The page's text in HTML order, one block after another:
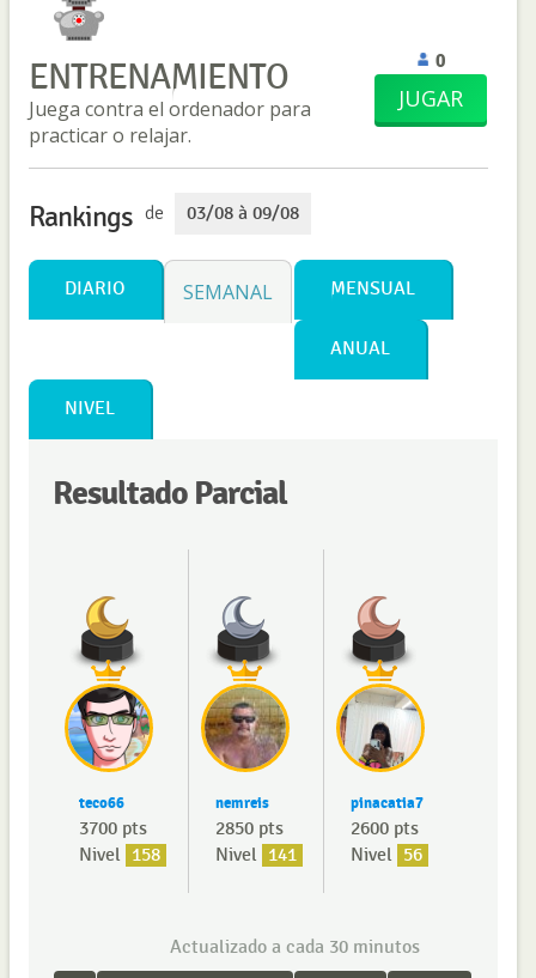
ENTRENAMIENTO
Juega contra el ordenador para
practicar o relajar.
0
JUGAR
Rankings de 03/08 à 09/08
DIARIO SEMANAL MENSUAL
ANUAL
NIVEL
Resultado Parcial
teco66
3700 pts
Nivel 158
nemreis
2850 pts
Nivel 141
pinacatia7
2600 pts
Nivel 56
Actualizado a cada 30 minutos